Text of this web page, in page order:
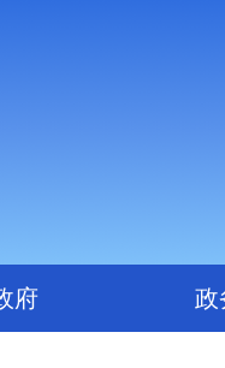
府 政